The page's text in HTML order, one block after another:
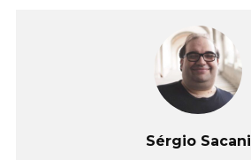
Sérgio Sacani